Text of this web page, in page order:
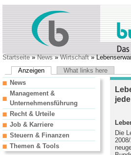
Startseite»News»Wirtschaft»
Anzeigen
What links here
Die
News
Management &
Unternehmensführung
Recht & Urteile
Job & Karriere
Steuern & Finanzen
Themen & Tools